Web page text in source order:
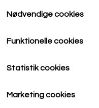
Fragt omkostninger tillægges
Nødvendige cookies
Funktionelle cookies
Statistik cookies
Marketing cookies